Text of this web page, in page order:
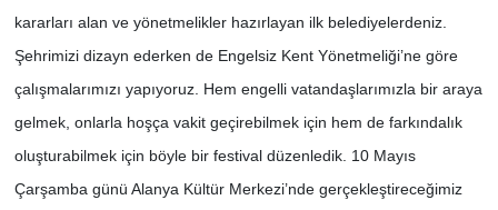
kararları alan ve yönetmelikler hazırlayan ilk belediyelerdeniz.
Şehrimizi dizayn ederken de Engelsiz Kent Yönetmeliği’ne göre
çalışmalarımızı yapıyoruz. Hem engelli vatandaşlarımızla bir araya
gelmek, onlarla hoşça vakit geçirebilmek için hem de farkındalık
oluşturabilmek için böyle bir festival düzenledik. 10 Mayıs
Çarşamba günü Alanya Kültür Merkezi’nde gerçekleştireceğimiz